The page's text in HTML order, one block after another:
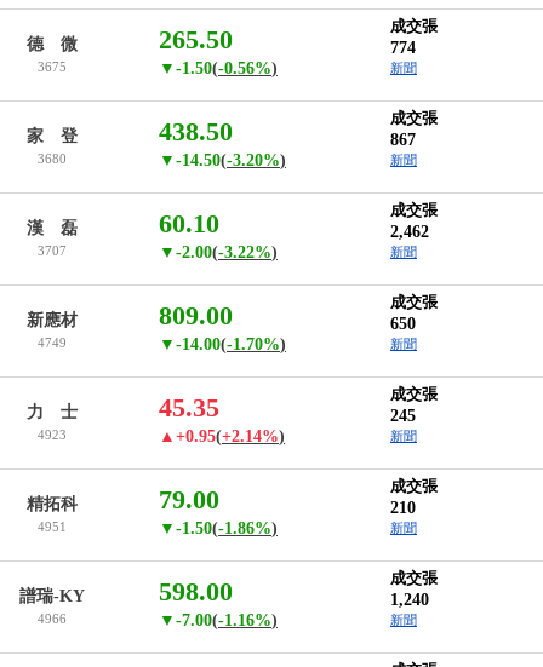
德 微
3675
265.50
▼-1.50(-0.56%)
成交張
774
新聞
家 登
3680
438.50
▼-14.50(-3.20%)
成交張
867
新聞
漢 磊
3707
60.10
▼-2.00(-3.22%)
成交張
2,462
新聞
新應材
4749
809.00
▼-14.00(-1.70%)
成交張
650
新聞
力 士
4923
45.35
▲+0.95(+2.14%)
成交張
245
新聞
精拓科
4951
79.00
▼-1.50(-1.86%)
成交張
210
新聞
譜瑞-KY
4966
598.00
▼-7.00(-1.16%)
成交張
1,240
新聞